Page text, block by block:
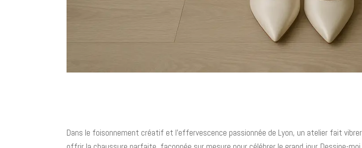
Dans le foisonnement créatif et l’effervescence passionnée de Lyon, un atelier fait